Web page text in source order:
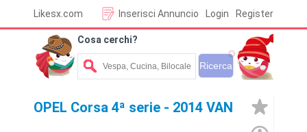
Likesx.com Login Register
Inserisci Annuncio
Cosa cerchi?
OPEL Corsa 4ª serie - 2014 VAN